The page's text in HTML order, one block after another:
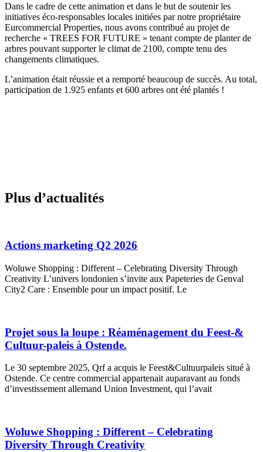
Dans le cadre de cette animation et dans le but de soutenir les
initiatives éco-responsables locales initiées par notre propriétaire
Eurcommercial Properties, nous avons contribué au projet de
recherche « TREES FOR FUTURE » tenant compte de planter de
arbres pouvant supporter le climat de 2100, compte tenu des
changements climatiques.
L’animation était réussie et a remporté beaucoup de succès. Au total,
participation de 1.925 enfants et 600 arbres ont été plantés !
Plus d’actualités
Actions marketing Q2 2026
Woluwe Shopping : Different – Celebrating Diversity Through
Creativity L’univers londonien s’invite aux Papeteries de Genval
City2 Care : Ensemble pour un impact positif. Le
Projet sous la loupe : Réaménagement du Feest-&
Cultuur-paleis à Ostende.
Le 30 septembre 2025, Qrf a acquis le Feest&Cultuurpaleis situé à
Ostende. Ce centre commercial appartenait auparavant au fonds
d’investissement allemand Union Investment, qui l’avait
Woluwe Shopping : Different – Celebrating
Diversity Through Creativity